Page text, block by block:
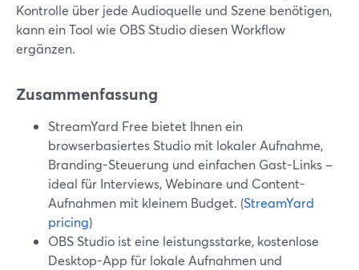
Kontrolle über jede Audioquelle und Szene benötigen,
kann ein Tool wie OBS Studio diesen Workflow
ergänzen.
Zusammenfassung
StreamYard Free bietet Ihnen ein
browserbasiertes Studio mit lokaler Aufnahme,
Branding-Steuerung und einfachen Gast-Links –
ideal für Interviews, Webinare und Content-
Aufnahmen mit kleinem Budget. (StreamYard
pricing)
OBS Studio ist eine leistungsstarke, kostenlose
Desktop-App für lokale Aufnahmen und